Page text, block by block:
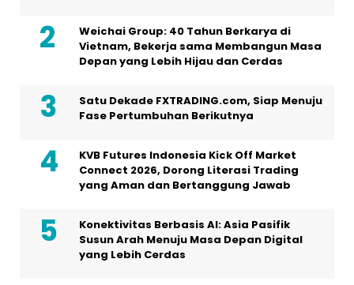
Weichai Group: 40 Tahun Berkarya di
Vietnam, Bekerja sama Membangun Masa
Depan yang Lebih Hijau dan Cerdas
Satu Dekade FXTRADING.com, Siap Menuju
Fase Pertumbuhan Berikutnya
KVB Futures Indonesia Kick Off Market
Connect 2026, Dorong Literasi Trading
yang Aman dan Bertanggung Jawab
Konektivitas Berbasis AI: Asia Pasifik
Susun Arah Menuju Masa Depan Digital
yang Lebih Cerdas